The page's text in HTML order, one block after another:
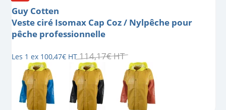
Guy Cotten
Veste ciré Isomax Cap Coz / Nylpêche pour
pêche professionnelle
Les 1 ex 100,47€ HT 114,17€HT